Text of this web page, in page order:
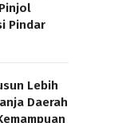
Pindar
Lebih
Daerah